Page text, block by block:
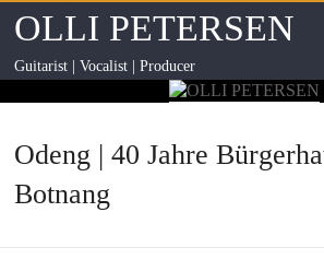
OLLI PETERSEN
Guitarist | Vocalist | Producer
Odeng | 40 Jahre
Botnang